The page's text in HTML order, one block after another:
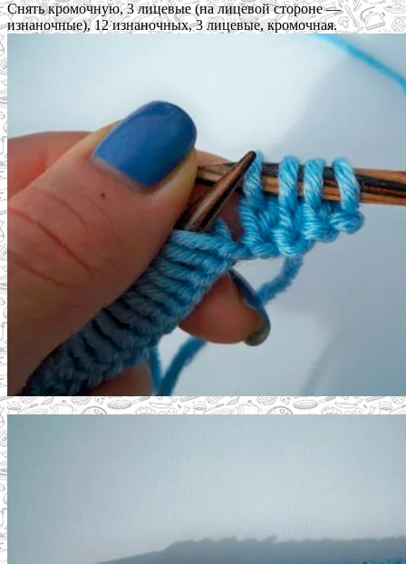
Снять кромочную, 3 лицевые (на лицевой стороне —
изнаночные), 12 изнаночных, 3 лицевые, кромочная.